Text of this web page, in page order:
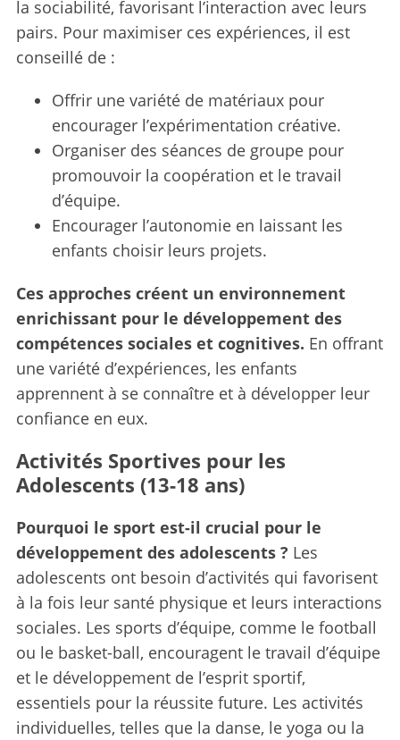
la sociabilité, favorisant l’interaction avec leurs
pairs. Pour maximiser ces expériences, il est
conseillé de :
Offrir une variété de matériaux pour
encourager l’expérimentation créative.
Organiser des séances de groupe pour
promouvoir la coopération et le travail
d’équipe.
Encourager l’autonomie en laissant les
enfants choisir leurs projets.
Ces approches créent un environnement
enrichissant pour le développement des
compétences sociales et cognitives. En offrant
une variété d’expériences, les enfants
apprennent à se connaître et à développer leur
confiance en eux.
Activités Sportives pour les
Adolescents (13-18 ans)
Pourquoi le sport est-il crucial pour le
développement des adolescents ? Les
adolescents ont besoin d’activités qui favorisent
à la fois leur santé physique et leurs interactions
sociales. Les sports d’équipe, comme le football
ou le basket-ball, encouragent le travail d’équipe
et le développement de l’esprit sportif,
essentiels pour la réussite future. Les activités
individuelles, telles que la danse, le yoga ou la